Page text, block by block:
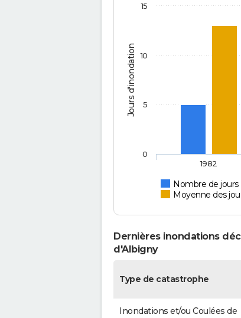
Jours d'inondation
Nombre de jours
Moyenne des
1982
0
5
10
15
Dernières inondations
d'Albigny
Type de catastrophe
Inondations et/ou Coulées de